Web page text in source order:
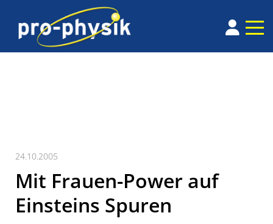
24.10.2005
Mit Frauen-Power auf
Einsteins Spuren